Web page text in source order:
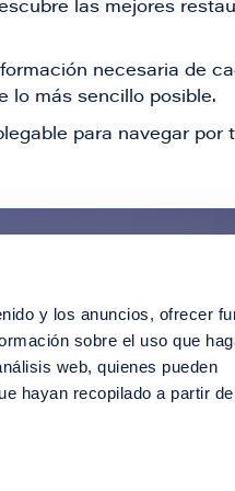
y los anuncios, ofrecer
sobre el uso que
web, quienes pueden
hayan recopilado a partir
las mejores
necesaria de
lo más sencillo posible.
para navegar por
novedades!